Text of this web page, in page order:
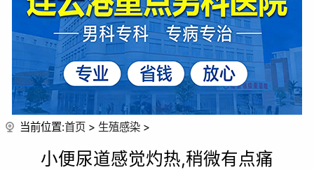
当前位置:首页 > 生殖感染 >
小便尿道感觉灼热,稍微有点痛